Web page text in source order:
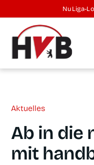
Inhalt
springen
NuLi­­ga-
Aktu­el­les
Ab in die
mit